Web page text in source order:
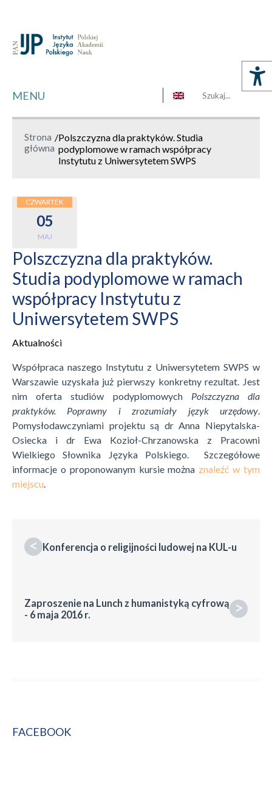
MENU
Strona
główna
/Polszczyzna dla praktyków. Studia
podyplomowe w ramach współpracy
Instytutu z Uniwersytetem SWPS
CZWARTEK
05
MAJ
Polszczyzna dla praktyków.
Studia podyplomowe w ramach
współpracy Instytutu z
Uniwersytetem SWPS
Aktualności
Współpraca naszego Instytutu z Uniwersytetem SWPS w
Warszawie uzyskała już pierwszy konkretny rezultat. Jest
nim oferta studiów podyplomowych Polszczyzna dla
praktyków. Poprawny i zrozumiały język urzędowy
Pomysłodawczyniami projektu są dr Anna Niepytalska-
Osiecka i dr Ewa Kozioł-Chrzanowska z Pracowni
Wielkiego Słownika Języka Polskiego. Szczegółowe
informacje o proponowanym kursie można znaleźć w tym
miejscu
< Konferencja o religijności ludowej na KUL-u
>
Zaproszenie na Lunch z humanistyką cyfrową
- 6 maja 2016 r.
FACEBOOK